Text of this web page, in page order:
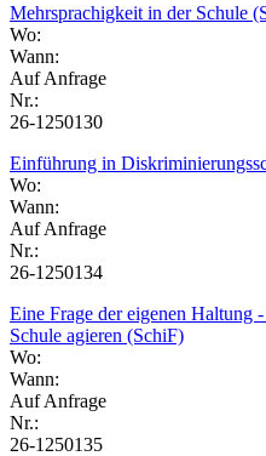
Mehrsprachigkeit in der Schule
Wo:
Wann:
Auf Anfrage
Nr.:
26-1250130
Einführung in
Wo:
Wann:
Auf Anfrage
Nr.:
26-1250134
Eine Frage der eigenen Haltung
Schule agieren (SchiF)
Wo:
Wann:
Auf Anfrage
Nr.:
26-1250135